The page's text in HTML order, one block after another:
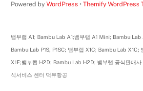
Powered byWordPress •Themify WordPress
뱀부랩 A1; Bambu Lab A1;뱀부랩 A1 Mini; Bambu Lab
Bambu Lab P1S, P1SC; 뱀부랩 X1C; Bambu Lab X1C;
X1E;뱀부랩 H2D; Bambu Lab H2D; 뱀부랩 공식판매
식서비스 센터 덕유항공